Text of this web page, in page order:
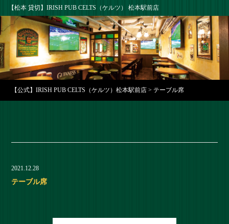
【松本 貸切】IRISH PUB CELTS（ケルツ） 松本駅前店
【公式】IRISH PUB CELTS（ケルツ）松本駅前店 >テーブル席
2021.12.28
テーブル席